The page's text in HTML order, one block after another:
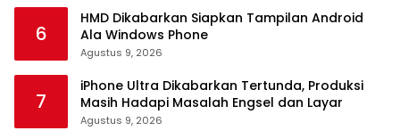
6
HMD Dikabarkan Siapkan Tampilan Android
Ala Windows Phone
Agustus 9, 2026
7
iPhone Ultra Dikabarkan Tertunda, Produksi
Masih Hadapi Masalah Engsel dan Layar
Agustus 9, 2026